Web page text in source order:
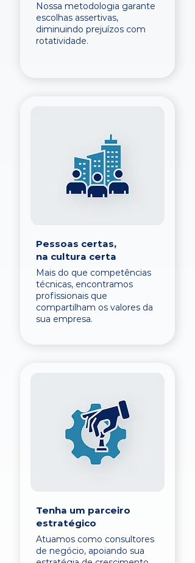
Nossa metodologia garante
escolhas assertivas,
diminuindo prejuízos com
rotatividade.
Pessoas certas,
na cultura certa
Mais do que competências
técnicas, encontramos
profissionais que
compartilham os valores da
sua empresa.
Tenha um parceiro
estratégico
Atuamos como consultores
de negócio, apoiando sua